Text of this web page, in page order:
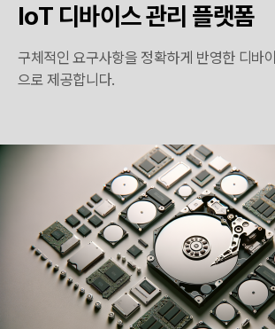
IoT 디바이스 관리 플랫폼
구체적인 요구사항을 정확하게 반영한 디바
으로 제공합니다.